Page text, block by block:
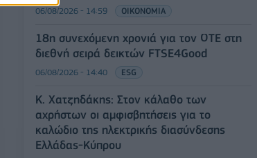
06/08/2026 - 14:59 ΟΙΚΟΝΟΜΙΑ
18η συνεχόμενη χρονιά για τον ΟΤΕ στη
διεθνή σειρά δεικτών FTSE4Good
06/08/2026 - 14:40 ESG
Κ. Χατζηδάκης: Στον κάλαθο των
αχρήστων οι αμφισβητήσεις για το
καλώδιο της ηλεκτρικής διασύνδεσης
Ελλάδας-Κύπρου